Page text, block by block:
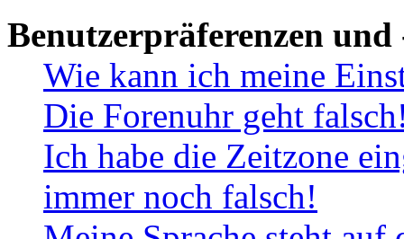
Benutzerpräferenzen und
Wie kann ich meine
Die Forenuhr geht
Ich habe die Zeitzone
immer noch falsch!